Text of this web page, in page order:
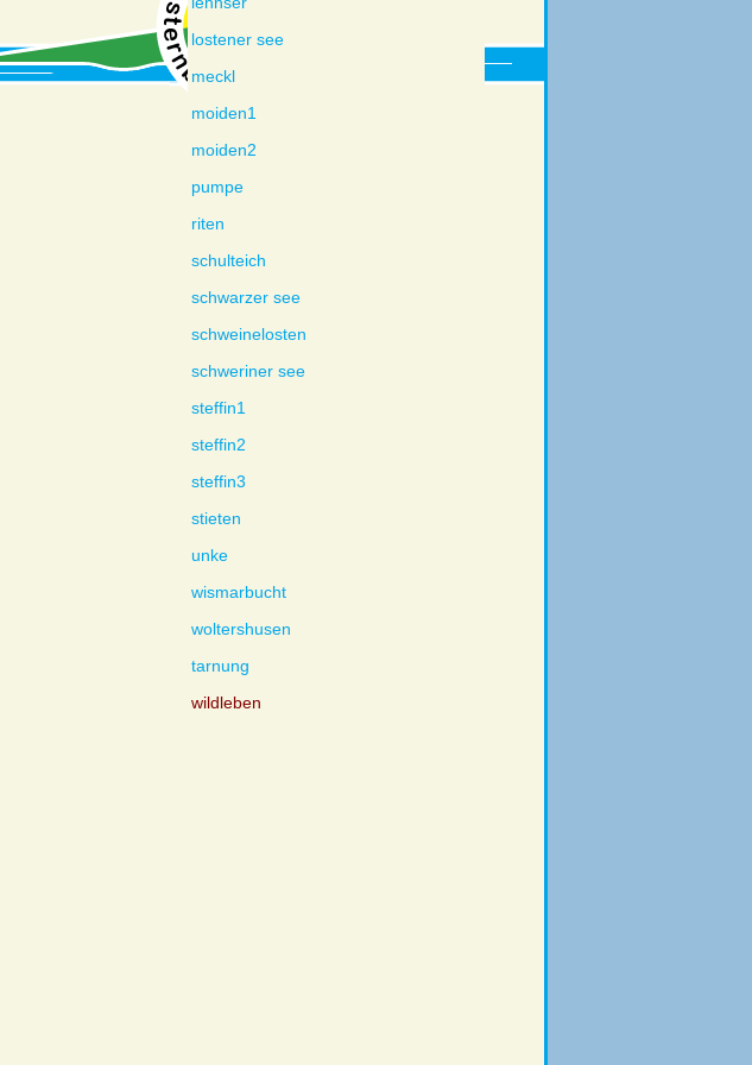
lostener see
meckl
moiden1
moiden2
pumpe
riten
schulteich
schwarzer see
schweinelosten
schweriner see
steffin1
steffin2
steffin3
stieten
unke
wismarbucht
woltershusen
tarnung
wildleben